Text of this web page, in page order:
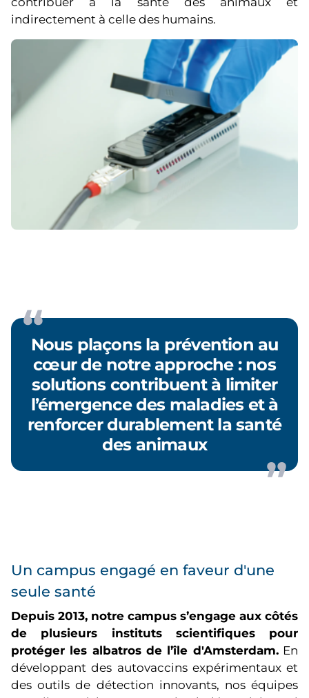
indirectement à celle des humains.
Nous plaçons la prévention au
cœur de notre approche : nos
solutions contribuent à limiter
l’émergence des maladies et à
renforcer durablement la santé
des animaux
Un campus engagé en faveur d'une
seule santé
Depuis 2013, notre campus s’engage aux côtés
de plusieurs instituts scientifiques pour
protéger les albatros de l’île d'Amsterdam.En
développant des autovaccins expérimentaux et
des outils de détection innovants, nos équipes